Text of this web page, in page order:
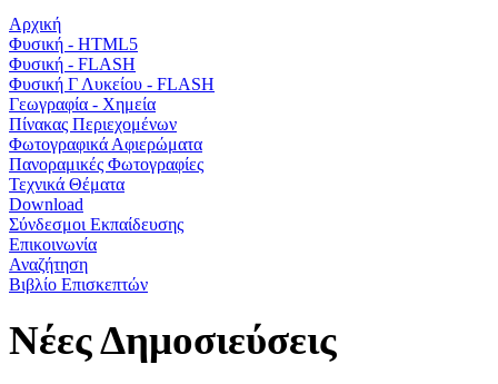
Αρχική
Φυσική - HTML5
Φυσική - FLASH
Φυσική Γ Λυκείου - FLASH
Γεωγραφία - Χημεία
Πίνακας Περιεχομένων
Φωτογραφικά Αφιερώματα
Πανοραμικές Φωτογραφίες
Τεχνικά Θέματα
Download
Σύνδεσμοι Εκπαίδευσης
Επικοινωνία
Αναζήτηση
Βιβλίο Επισκεπτών
Νέες Δημοσιεύσεις